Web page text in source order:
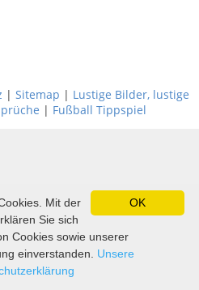
| Sitemap | Lustige Bilder, lustige
| Fußball Tippspiel
OK
Mit der
Sie sich
Cookies sowie unserer
einverstanden. Unsere